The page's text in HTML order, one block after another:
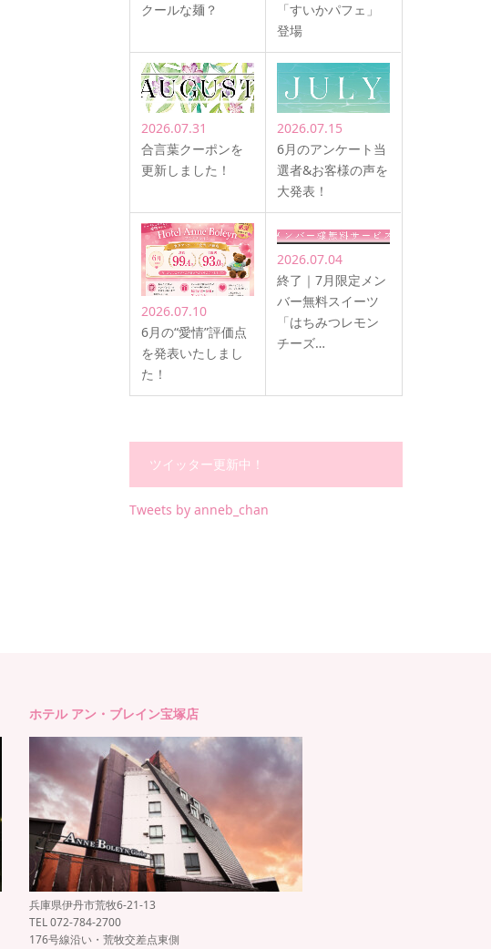
クールな麺？
「すいかパフェ」
登場
2026.07.31
合言葉クーポンを
更新しました！
2026.07.15
6月のアンケート当
選者&お客様の声を
大発表！
2026.07.10
6月の“愛情”評価点
を発表いたしまし
た！
2026.07.04
終了｜7月限定メン
バー無料スイーツ
「はちみつレモン
チーズ…
ツイッター更新中！
Tweets by anneb_chan
ホテル アン・ブレイン宝塚店
兵庫県伊丹市荒牧6-21-13
TEL 072-784-2700
176号線沿い・荒牧交差点東側